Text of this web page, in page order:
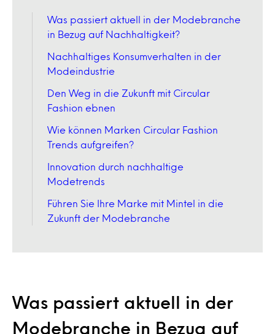
Was passiert aktuell in der Modebranche
in Bezug auf Nachhaltigkeit?
Nachhaltiges Konsumverhalten in der
Modeindustrie
Den Weg in die Zukunft mit Circular
Fashion ebnen
Wie können Marken Circular Fashion
Trends aufgreifen?
Innovation durch nachhaltige
Modetrends
Führen Sie Ihre Marke mit Mintel in die
Zukunft der Modebranche
Was passiert aktuell in der
Modebranche in Bezug auf